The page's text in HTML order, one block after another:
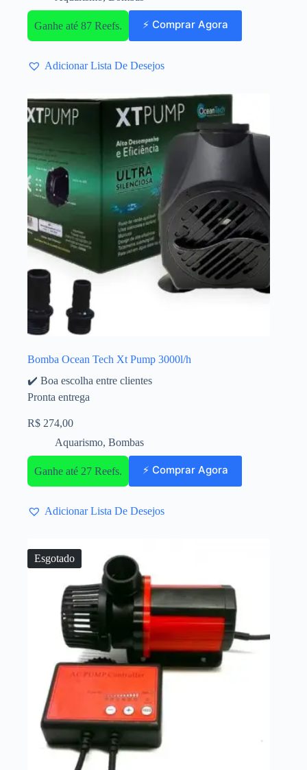
Ganhe até 87 Reefs. ⚡ Comprar Agora
Adicionar Lista De Desejos
Bomba Ocean Tech Xt Pump 3000l/h
✔️ Boa escolha entre clientes
Pronta entrega
R$ 274,00
Aquarismo, Bombas
Ganhe até 27 Reefs. ⚡ Comprar Agora
Adicionar Lista De Desejos
Esgotado